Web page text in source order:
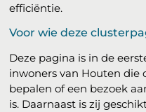
efficiëntie.
Voor wie deze
Deze pagina is in de
inwoners van Houten
bepalen of een bezoek
is. Daarnaast is zij